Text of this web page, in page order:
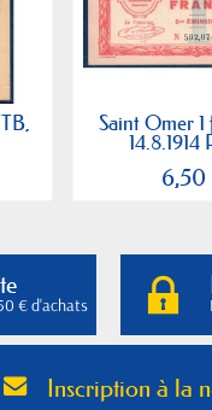
Saint Omer 1
14.8.1914
€ d'achats
Inscription à la